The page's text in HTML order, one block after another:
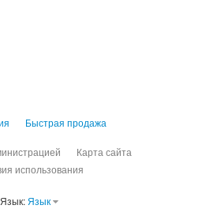
Быстрая продажа
Карта сайта
использования
Язык: Язык